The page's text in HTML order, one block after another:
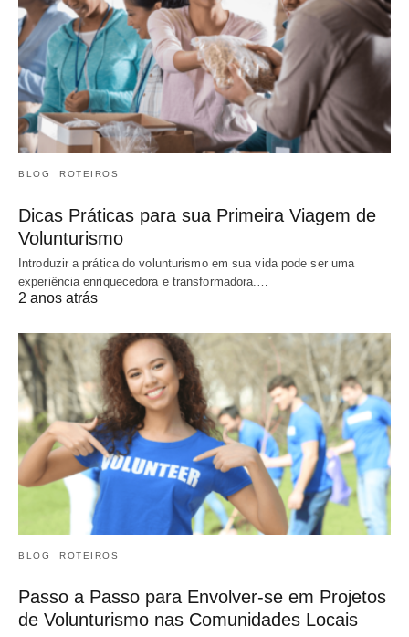
BLOG ROTEIROS
Dicas Práticas para sua Primeira Viagem de
Volunturismo
Introduzir a prática do volunturismo em sua vida pode ser uma
experiência enriquecedora e transformadora.…
2 anos atrás
BLOG ROTEIROS
Passo a Passo para Envolver-se em Projetos
de Volunturismo nas Comunidades Locais